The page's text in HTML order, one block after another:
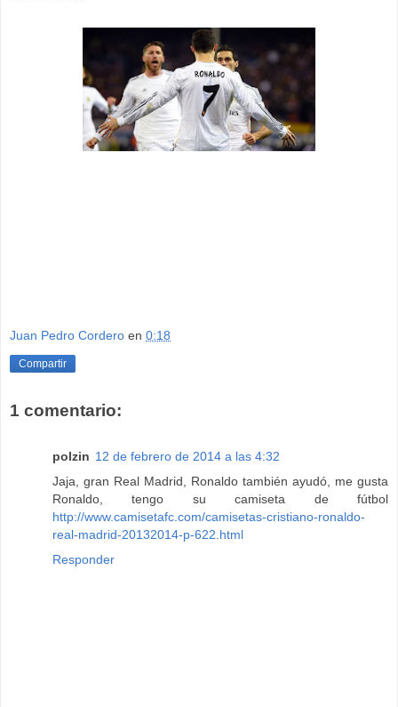
Juan Pedro Cordero en 0:18
Compartir
1 comentario:
polzin 12 de febrero de 2014 a las 4:32
Jaja, gran Real Madrid, Ronaldo también ayudó, me gusta
Ronaldo, tengo su camiseta de fútbol
http://www.camisetafc.com/camisetas-cristiano-ronaldo-
real-madrid-20132014-p-622.html
Responder